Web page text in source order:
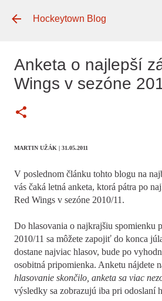
Preskočiť na hlavný
Hockeytown Blog
Anketa o najlepší
Wings v sezóne
MARTIN UŽÁK | 31.05.2011
V poslednom článku tohto blogu na
vás čaká letná anketa, ktorá pátra po
Red Wings v sezóne 2010/11.
Do hlasovania o najkrajšiu spomienku
2010/11 sa môžete zapojiť do konca
dostane najviac hlasov, bude po
osobitná pripomienka. Anketu nájdete
hlasovanie skončilo, anketa sa viac
výsledky sa zobrazujú iba pri odoslaní